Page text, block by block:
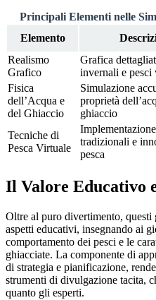
Principali Elementi nelle
Elemento
Realismo
Grafico
Grafica
invernali e pesci
Fisica
dell’Acqua e
del Ghiaccio
Simulazione
proprietà
ghiaccio
Tecniche di
Pesca Virtuale
tradizionali e
pesca
Il Valore Educativo
Oltre al puro divertimento, questi
aspetti educativi, insegnando ai
comportamento dei pesci e le
ghiacciate. La componente di
di strategia e pianificazione,
strumenti di divulgazione tacita,
quanto gli esperti.